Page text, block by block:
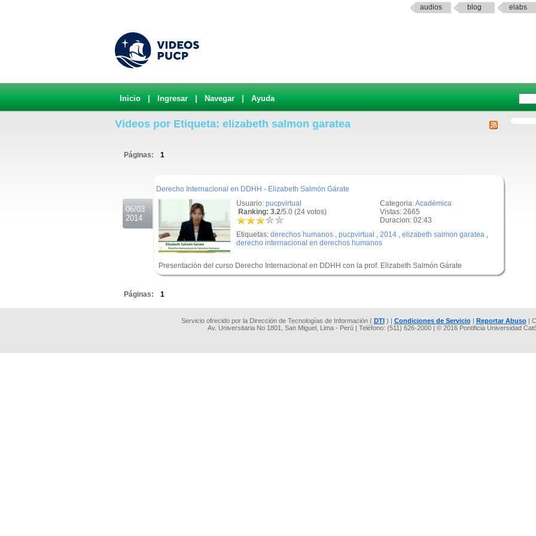
audios blog elabs
Inicio Ingresar Navegar Ayuda
Videos por Etiqueta: elizabeth salmon garatea
Páginas: 1
06/03
2014
Derecho Internacional en DDHH - Elizabeth Salmón Gárate
Categoria:Académica
Vistas: 2665
Duracion: 02:43
Usuario: pucpvirtual
Ranking: 3.2/5.0 (24 votos)
Etiquetas: derechos humanos , pucpvirtual , 2014 , elizabeth salmon garatea ,
derecho internacional en derechos humanos
Presentación del curso Derecho Internacional en DDHH con la prof. Elizabeth Salmón Gárate
Páginas: 1
Servicio ofrecido por la Dirección de Tecnologías de Información ( DTI) | Condiciones de Servicio| Reportar Abuso|
Av. Universitaria No 1801, San Miguel, Lima - Perú | Teléfono: (511) 626-2000 | © 2016 Pontificia Universidad